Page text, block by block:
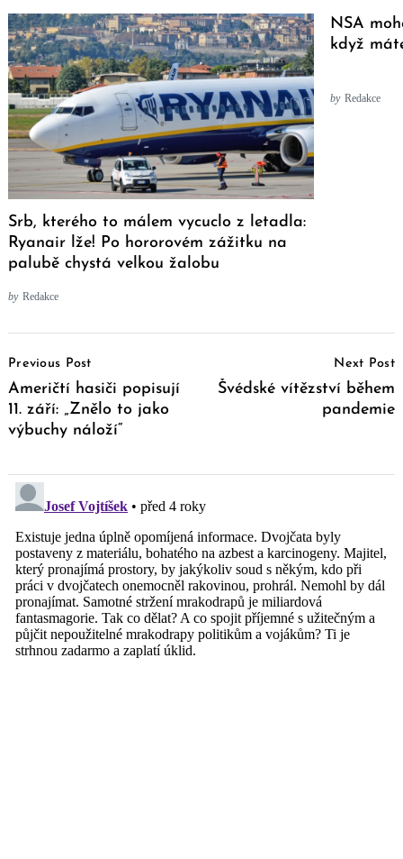
Srb, kterého to málem vycuclo z letadla:
Ryanair lže! Po hororovém zážitku na
palubě chystá velkou žalobu
by Redakce
NSA
když
by Redakce
Navigation
Previous Post
Američtí hasiči popisují
11. září: „Znělo to jako
výbuchy náloží“
Next Post
Švédské vítězství během
pandemie